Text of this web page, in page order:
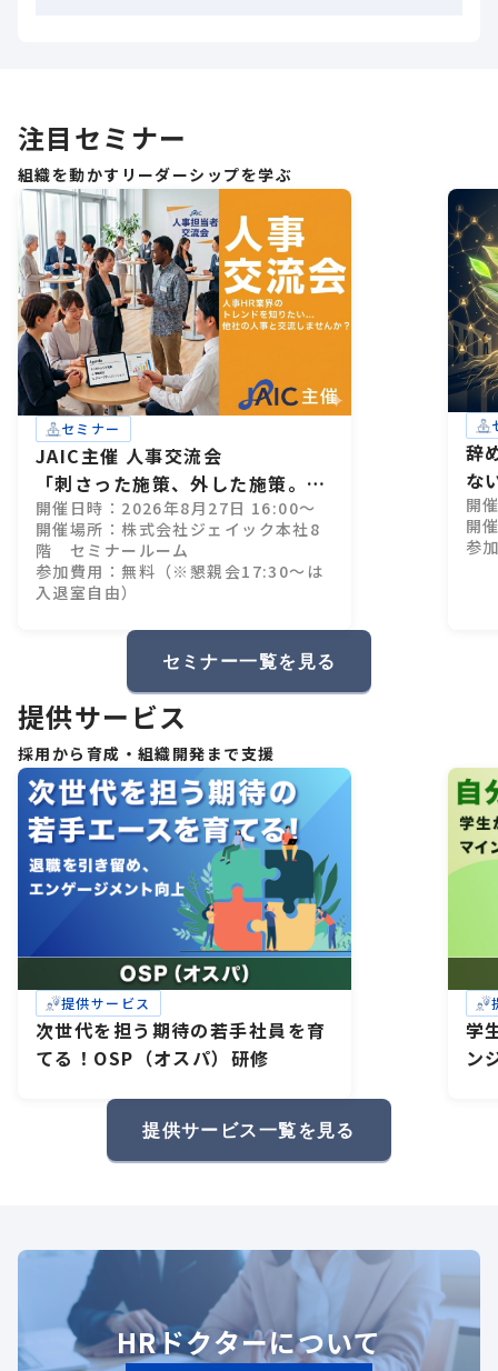
注目セミナー
組織を動かすリーダーシップを学ぶ
セミナー
JAIC主催 人事交流会
「刺さった施策、外した施策。」
28卒インターン設計、成功・失敗
のすべて
開催日時：2026年8月27日 16:00～
開催場所：株式会社ジェイック本社8
階 セミナールーム
参加費用：無料（※懇親会17:30～は
入退室自由）
辞
な
開
開
参
セミナー一覧を見る
提供サービス
採用から育成・組織開発まで支援
提供サービス
次世代を担う期待の若手社員を育
てる！OSP（オスパ）研修
学
ン
提供サービス一覧を見る
HRドクターについて